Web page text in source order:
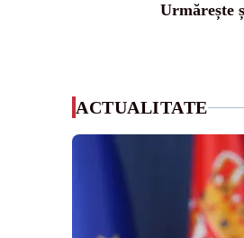
Urmărește
ACTUALITATE